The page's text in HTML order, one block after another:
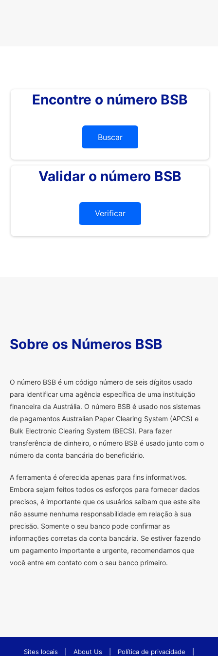
Encontre o número BSB
Buscar
Validar o número BSB
Verificar
Sobre os Números BSB
O número BSB é um código número de seis dígitos usado
para identificar uma agência específica de uma instituição
financeira da Austrália. O número BSB é usado nos sistemas
de pagamentos Australian Paper Clearing System (APCS) e
Bulk Electronic Clearing System (BECS). Para fazer
transferência de dinheiro, o número BSB é usado junto com o
número da conta bancária do beneficiário.
A ferramenta é oferecida apenas para fins informativos.
Embora sejam feitos todos os esforços para fornecer dados
precisos, é importante que os usuários saibam que este site
não assume nenhuma responsabilidade em relação à sua
precisão. Somente o seu banco pode confirmar as
informações corretas da conta bancária. Se estiver fazendo
um pagamento importante e urgente, recomendamos que
você entre em contato com o seu banco primeiro.
Sites locais About Us Política de privacidade